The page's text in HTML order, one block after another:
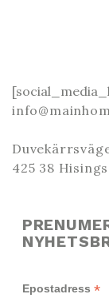
425 38
Epostadress *